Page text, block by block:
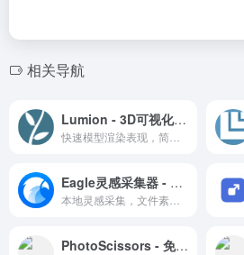
相关导航
Lumion - 3D可视化软件
Eagle灵感采集器 - 创意素材管理工具，轻松收集、整理和管理你的灵感
PhotoScissors - 免费在线抠图工具，查看历史编辑记录